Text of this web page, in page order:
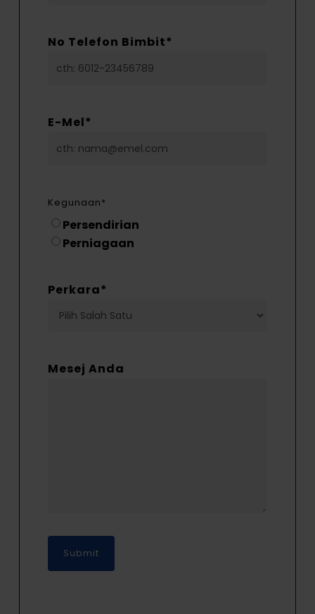
No Telefon Bimbit*
E-Mel*
Kegunaan*
Persendirian
Perniagaan
Perkara*
Mesej Anda